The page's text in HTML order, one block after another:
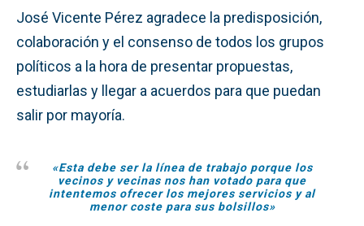
José Vicente Pérez agradece la predisposición,
colaboración y el consenso de todos los grupos
políticos a la hora de presentar propuestas,
estudiarlas y llegar a acuerdos para que puedan
salir por mayoría.
«Esta debe ser la línea de trabajo porque los
vecinos y vecinas nos han votado para que
intentemos ofrecer los mejores servicios y al
menor coste para sus bolsillos»